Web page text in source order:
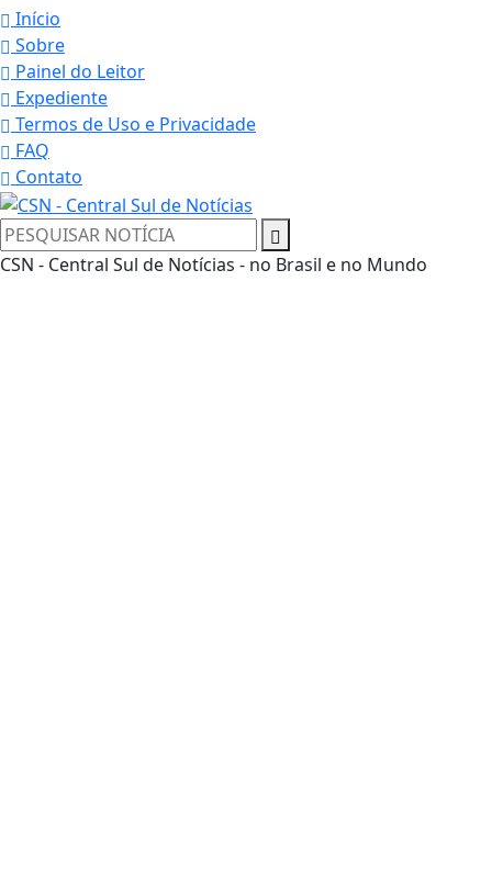
Início
Sobre
Painel do Leitor
Expediente
Termos de Uso e Privacidade
FAQ
Contato
CSN - Central Sul de Notícias - no Brasil e no Mundo